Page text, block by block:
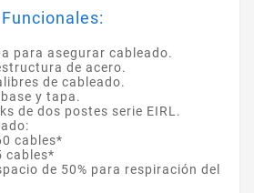
para asegurar cableado.
de acero.
de cableado.
y tapa.
de dos postes serie EIRL.
cables*
cables*
de 50% para respiración del